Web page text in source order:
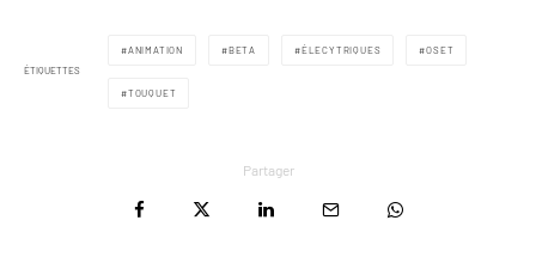
ÉTIQUETTES
ANIMATION BETA ÉLECYTRIQUES OSET
TOUQUET
Partager